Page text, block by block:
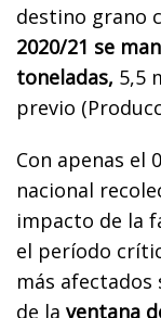
destino grano
2020/21 se
toneladas, 5,5
previo
Con apenas el
nacional
impacto de la
el período
más afectados
de la ventana